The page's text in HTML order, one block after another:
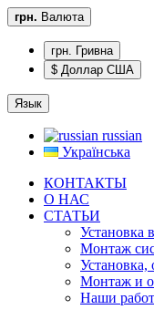
грн. Валюта
грн. Гривна
$ Доллар США
Язык
russian
Українська
КОНТАКТЫ
О НАС
CТАТЬИ
Установка
Монтаж
Монтаж и
Наши